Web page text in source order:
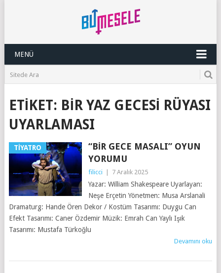
MENÜ
ETIKET: BIR YAZ GECESI RÜYASI
UYARLAMASI
TIYATRO
“BIR GECE MASALI” OYUN
YORUMU
filicci 7 Aralık 2025
Yazar: William Shakespeare Uyarlayan:
Neşe Erçetin Yönetmen: Musa Arslanali
Dramaturg: Hande Ören Dekor / Kostüm Tasarımı: Duygu Can
Efekt Tasarımı: Caner Özdemir Müzik: Emrah Can Yaylı Işık
Tasarımı: Mustafa Türkoğlu
Devamını oku